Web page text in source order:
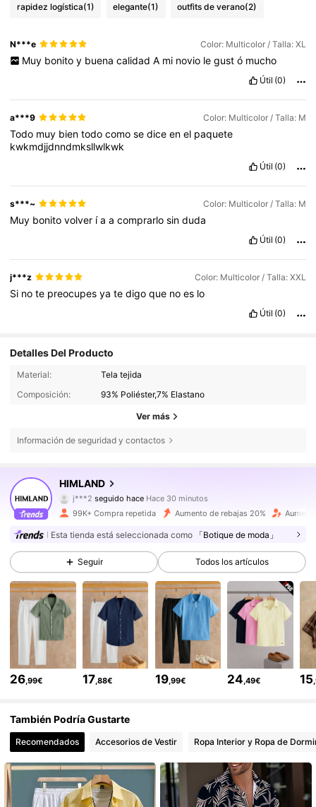
rapidez logística(1) elegante(1) outfits de verano(2)
N***e Color: Multicolor / Talla: XL
Muy bonito y buena calidad A mi novio le gust ó mucho
Útil (0)
a***9 Color: Multicolor / Talla: M
Todo muy bientodocomosediceenel paquete
kwkmdjjdnndmksllwlkwk
Útil (0)
s***~ Color: Multicolor / Talla: M
Muy bonitovolver íaacomprarlosinduda
Útil (0)
j***z Color: Multicolor / Talla: XXL
Si note preocupesyatedigoque noes lo
Útil (0)
Detalles Del Producto
Material:
Tela tejida
Composición:
93% Poliéster,7% Elastano
Ver más
Información de seguridad y contactos
HIMLAND
j***2seguido hace
p***s está navegando
4,84
187K Seguidores
4,84 187K Seguidores
4,84 187K Seguidores
187K Seguidores
4,84 187K Seguidores
4,84 187K Seguidores
99K+ Compra repetida Aumento de rebajas 20%
Esta tienda está seleccionada como 「Botique de moda」
Seguir Todos los artículos
26,99€ 17,88€ 19,99€ 24,49€ 15
También Podría Gustarte
Recomendados Accesorios de Vestir Ropa Interior y Ropa de